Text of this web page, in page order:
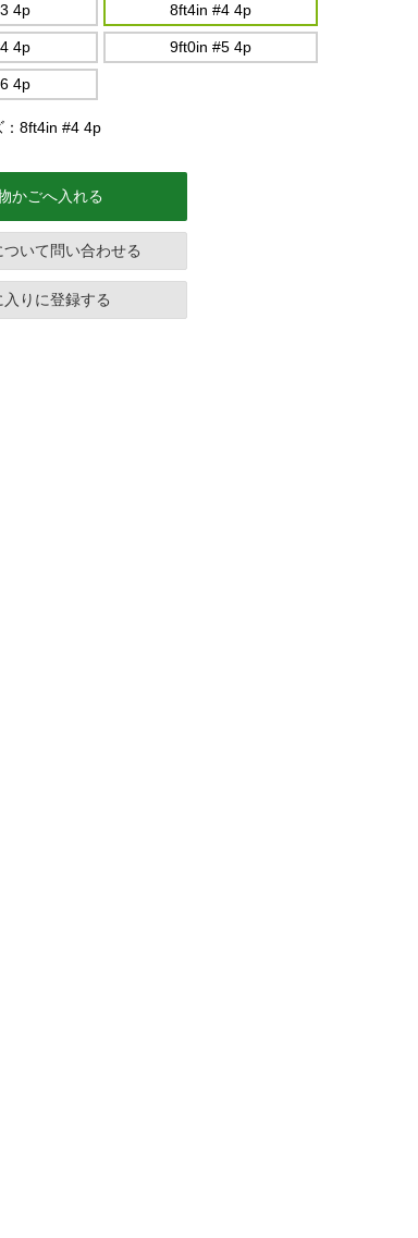
4p 8ft4in #4 4p
4p 9ft0in #5 4p
4p
：8ft4in #4 4p
かごへ入れる
ついて問い合わせる
入りに登録する